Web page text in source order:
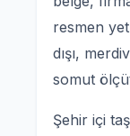
resmen
dışı,
somut
Şehir içi